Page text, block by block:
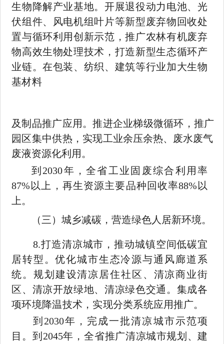
生物降解产业基地。开展退役动力电池、光
伏组件、风电机组叶片等新型废弃物回收处
置与循环利用创新示范，推广农林有机废弃
物高效生物处理技术，打造新型生态循环产
业链。在包装、纺织、建筑等行业加大生物
基材料
及制品推广应用。推进企业梯级微循环，推广
园区集中供热，实现工业余压余热、废水废气
废液资源化利用。
到 2030年，全省工业固废综合利用率
87%以上，再生资源主要品种回收率88%以
上。
（三）城乡减碳，营造绿色人居新环境。
8.打造清凉城市，推动城镇空间低碳宜
居转型。优化城市生态冷源与通风廊道系
统。规划建设清凉居住社区、清凉商业街
区、清凉开放绿地、清凉绿色交通。集成各
项环境降温技术，实现分类系统应用推广。
到 2030年，完成一批清凉城市示范项
目。到 2045年，全省推广清凉城市规划、建